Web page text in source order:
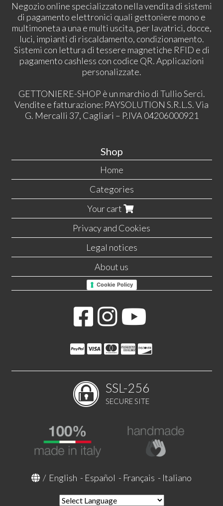
Negozio online specializzato nella vendita di sistemi
di pagamento elettronici quali gettoniere mono e
multimoneta a una e multi uscita, per lavatrici, docce,
luci, impianti di riscaldamento, condizionamento.
Sistemi con lettura di tessere magnetiche RFID e di
pagamento cashless con codice QR. Applicazioni
personalizzate.
GETTONIERE-SHOP è un marchio di Tullio Serci.
Vendite e fatturazione: PAYSOLUTION S.R.L.S. Via
G. Mercalli 37, Cagliari – P.IVA 04206000921
Shop
Home
Categories
Your cart
Privacy and Cookies
Legal notices
About us
Cookie Policy
SSL-256
SECURE SITE
/ English - Español - Français - Italiano